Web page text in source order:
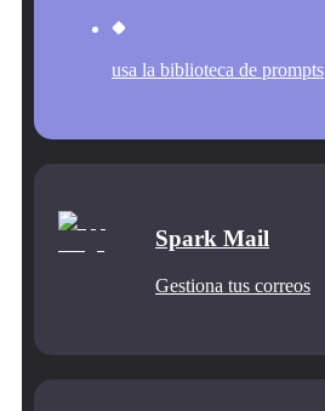
usa la biblioteca de prompts
Spark Mail
Gestiona tus correos